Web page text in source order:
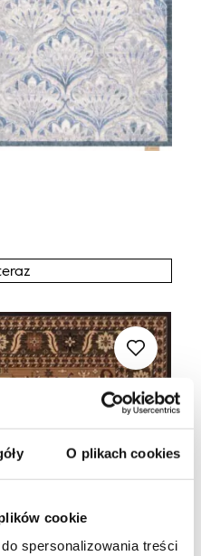
O plikach cookies
cookie
spersonalizowania treści